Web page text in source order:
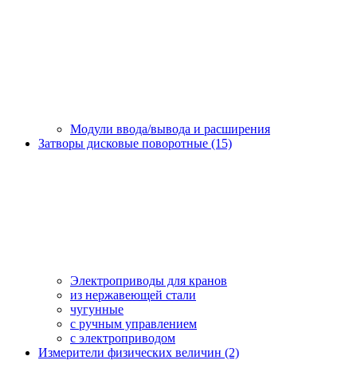
Модули ввода/вывода и расширения
Затворы дисковые поворотные (15)
Электроприводы для кранов
из нержавеющей стали
чугунные
с ручным управлением
c электроприводом
Измерители физических величин (2)